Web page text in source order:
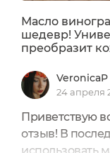
Масло
шедевр!
преобразит
VeronicaP
24 апреля
Приветствую
отзыв! В